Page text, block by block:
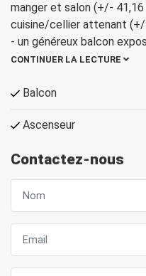
manger et salon (+/- 41,16
cuisine/cellier attenant
- un généreux balcon
CONTINUER LA LECTURE
Balcon
Ascenseur
Contactez-nous